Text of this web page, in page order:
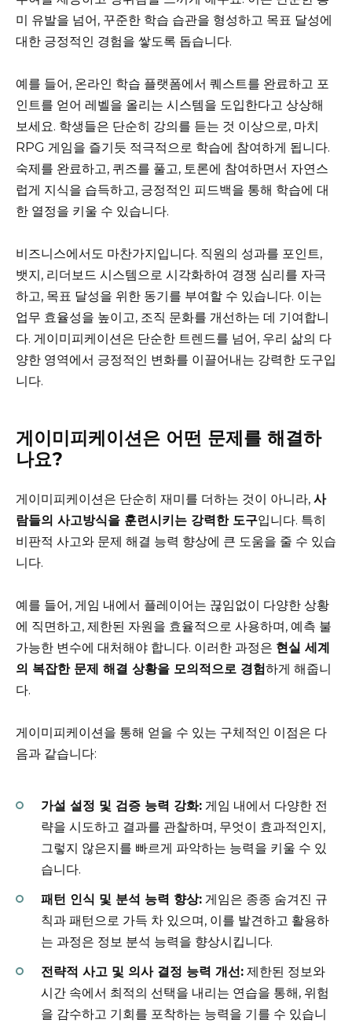
미 유발을 넘어, 꾸준한 학습 습관을 형성하고 목표 달성에
대한 긍정적인 경험을 쌓도록 돕습니다.
예를 들어, 온라인 학습 플랫폼에서 퀘스트를 완료하고 포
인트를 얻어 레벨을 올리는 시스템을 도입한다고 상상해
보세요. 학생들은 단순히 강의를 듣는 것 이상으로, 마치
RPG 게임을 즐기듯 적극적으로 학습에 참여하게 됩니다.
숙제를 완료하고, 퀴즈를 풀고, 토론에 참여하면서 자연스
럽게 지식을 습득하고, 긍정적인 피드백을 통해 학습에 대
한 열정을 키울 수 있습니다.
비즈니스에서도 마찬가지입니다. 직원의 성과를 포인트,
뱃지, 리더보드 시스템으로 시각화하여 경쟁 심리를 자극
하고, 목표 달성을 위한 동기를 부여할 수 있습니다. 이는
업무 효율성을 높이고, 조직 문화를 개선하는 데 기여합니
다. 게이미피케이션은 단순한 트렌드를 넘어, 우리 삶의 다
양한 영역에서 긍정적인 변화를 이끌어내는 강력한 도구입
니다.
게이미피케이션은 어떤 문제를 해결하
나요?
게이미피케이션은 단순히 재미를 더하는 것이 아니라, 사
람들의 사고방식을 훈련시키는 강력한 도구입니다. 특히
비판적 사고와 문제 해결 능력 향상에 큰 도움을 줄 수 있습
니다.
예를 들어, 게임 내에서 플레이어는 끊임없이 다양한 상황
에 직면하고, 제한된 자원을 효율적으로 사용하며, 예측 불
가능한 변수에 대처해야 합니다. 이러한 과정은 현실 세계
의 복잡한 문제 해결 상황을 모의적으로 경험하게 해줍니
다.
게이미피케이션을 통해 얻을 수 있는 구체적인 이점은 다
음과 같습니다:
가설 설정 및 검증 능력 강화: 게임 내에서 다양한 전
략을 시도하고 결과를 관찰하며, 무엇이 효과적인지,
그렇지 않은지를 빠르게 파악하는 능력을 키울 수 있
습니다.
패턴 인식 및 분석 능력 향상: 게임은 종종 숨겨진 규
칙과 패턴으로 가득 차 있으며, 이를 발견하고 활용하
는 과정은 정보 분석 능력을 향상시킵니다.
전략적 사고 및 의사 결정 능력 개선: 제한된 정보와
시간 속에서 최적의 선택을 내리는 연습을 통해, 위험
을 감수하고 기회를 포착하는 능력을 기를 수 있습니